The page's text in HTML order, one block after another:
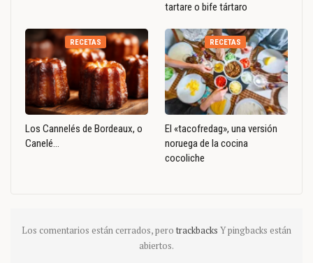
tartare o bife tártaro
RECETAS
Los Cannelés de Bordeaux, o
Canelé…
RECETAS
El «tacofredag», una versión
noruega de la cocina
cocoliche
Los comentarios están cerrados, pero trackbacks Y pingbacks están
abiertos.